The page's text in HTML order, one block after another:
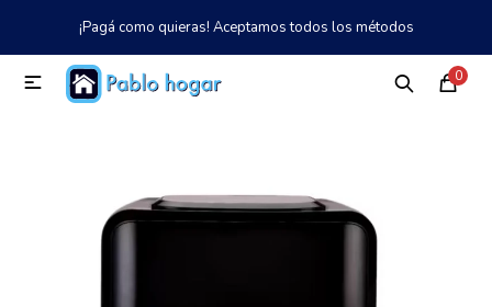
¡Pagá como quieras! Aceptamos todos los métodos
0

MI CUENTA
Catálogo Tienda 097 997 042